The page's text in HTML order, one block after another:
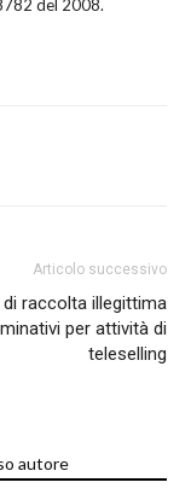
del 2008.
Articolo successivo
raccolta illegittima
per attività di
teleselling
autore